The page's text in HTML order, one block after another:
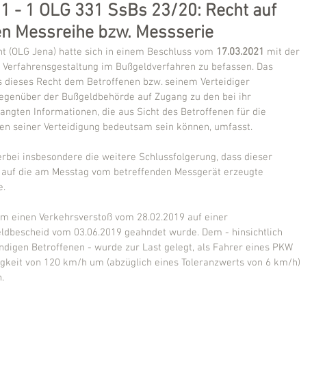
- 1 OLG 331 SsBs 23/20: Recht auf
Messreihe bzw. Messserie
(OLG Jena) hatte sich in einem Beschluss vom 17.03.2021 mit der
im Bußgeldverfahren zu befassen. Das
dieses Recht dem Betroffenen bzw. seinem Verteidiger
der Bußgeldbehörde auf Zugang zu den bei ihr
Informationen, die aus Sicht des Betroffenen für die
seiner Verteidigung bedeutsam sein können, umfasst.
insbesondere die weitere Schlussfolgerung, dass dieser
die am Messtag vom betreffenden Messgerät erzeugte
einen Verkehrsverstoß vom 28.02.2019 auf einer
vom 03.06.2019 geahndet wurde. Dem - hinsichtlich
Betroffenen - wurde zur Last gelegt, als Fahrer eines PKW
von 120 km/h um (abzüglich eines Toleranzwerts von 6 km/h)